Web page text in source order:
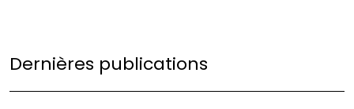
Dernières publications